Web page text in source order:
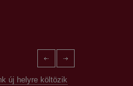
új helyre költözik